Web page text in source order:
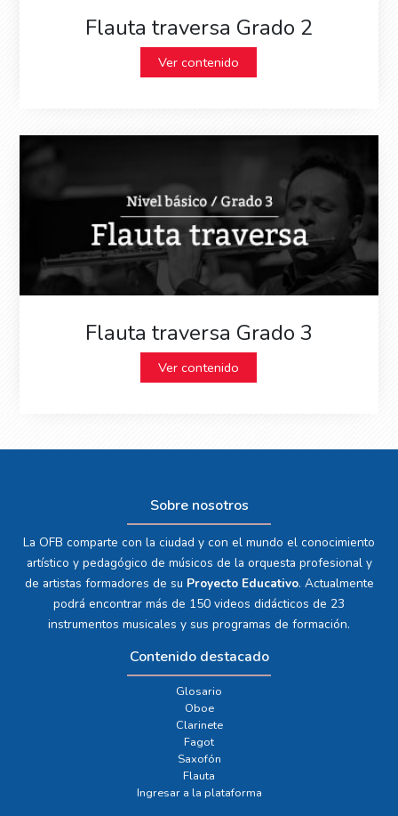
Flauta traversa Grado 2
Ver contenido
Flauta traversa Grado 3
Ver contenido
Sobre nosotros
La OFB comparte con la ciudad y con el mundo el conocimiento
artístico y pedagógico de músicos de la orquesta profesional y
de artistas formadores de su Proyecto Educativo. Actualmente
podrá encontrar más de 150 videos didácticos de 23
instrumentos musicales y sus programas de formación.
Contenido destacado
Glosario
Oboe
Clarinete
Fagot
Saxofón
Flauta
Ingresar a la plataforma